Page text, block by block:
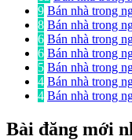
9 Bán nhà trong
8 Bán nhà trong
6 Bán nhà trong
6 Bán nhà trong
5 Bán nhà trong
4 Bán nhà trong
4 Bán nhà trong
Bài đăng mới